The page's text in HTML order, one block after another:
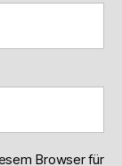
Browser für